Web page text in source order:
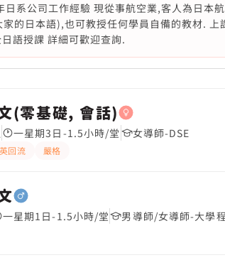
日系公司工作經驗 現從事航空業,客人為日本
的日本語),也可教授任何學員自備的教材.
語授課 詳細可歡迎查詢.
(零基礎, 會話)
一星期3日-1.5小時/堂 女導師-DSE
回流 嚴格
一星期1日-1.5小時/堂 男導師/女導師-大學